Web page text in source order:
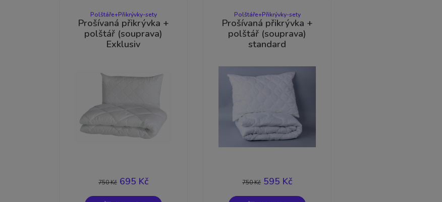
Polštáře+Přikrývky-sety
Prošívaná přikrývka +
polštář (souprava)
Exklusiv
750 Kč 695 Kč
Polštáře+Přikrývky-sety
Prošívaná přikrývka +
polštář (souprava)
standard
750 Kč 595 Kč